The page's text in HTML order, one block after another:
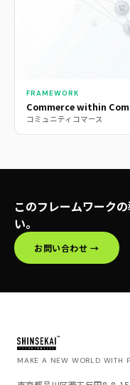
FRAMEWORK
Commerce within
コミュニティコマース
このフレームワーク
い。
お問い合わせ →
MAKE A NEW WORLD WITH